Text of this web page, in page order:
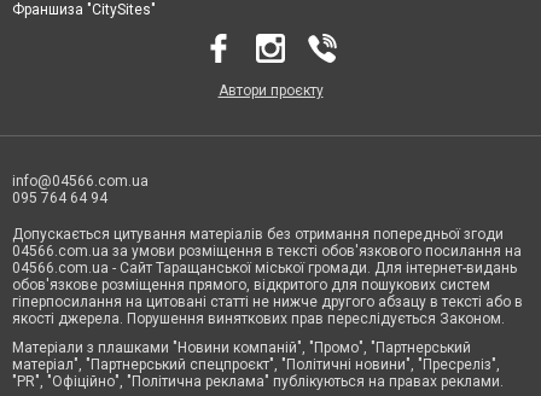
Франшиза "CitySites"
Автори проєкту
info@04566.com.ua
095 764 64 94
Допускається цитування матеріалів без отримання попередньої згоди
04566.com.ua за умови розміщення в тексті обов'язкового посилання на
04566.com.ua - Cайт Таращанської міської громади. Для інтернет-видань
обов'язкове розміщення прямого, відкритого для пошукових систем
гіперпосилання на цитовані статті не нижче другого абзацу в тексті або в
якості джерела. Порушення виняткових прав переслідується Законом.
Матеріали з плашками "Новини компаній", "Промо", "Партнерський
матеріал", "Партнерський спецпроєкт", "Політичні новини", "Пресреліз",
"PR", "Офіційно", "Політична реклама" публікуються на правах реклами.